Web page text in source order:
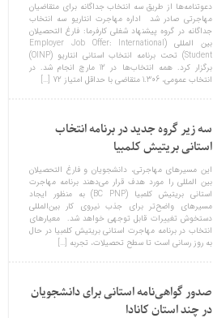
دعوتنامه‌ها از طریق سه انتخاب جداگانه برای متقاضیان
مهاجرتی صادر شد اداره مهاجرت انتاریو سه انتخاب
جداگانه در گروه پیشنهاد شغلی کارفرما: فارغ التحصیلان
بین المللی (Employer Job Offer: International
Student) تحت برنامه انتخاب استانی انتاریو (OINP)
برگزار کرد. همه انتخاب‌ها در 12 مارچ انجام شد. در
انتخاب عمومی، 1.306 متقاضی با حداقل امتیاز 72 […]
سه زیر گروه جدید در برنامه انتخاب
استانی بریتیش کلمبیا
این مسیرهای مهاجرتی، دانشجویان و فارغ التحصیلان
بین المللی را مورد هدف قرار می‌دهند برنامه مهاجرت
استانی بریتیش کلمبیا (BC PNP) به منظور ایجاد
مسیرهای واضح‌تر برای جذب نیروی کار بین‌المللی
دستخوش تغییرات قابل توجهی خواهد شد. معیارهای
انتخاب در برنامه مهاجرت استانی بریتیش کلمبیا در حال
به روز رسانی است تا سطح تحصیلات، تجربه […]
صدور گواهی‌نامه استانی برای دانشجویان
در چند استان کانادا